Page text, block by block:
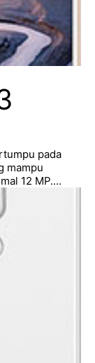
pada
mampu
12 MP....